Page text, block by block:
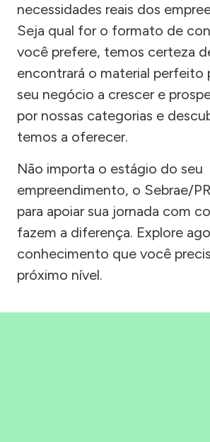
necessidades reais dos
Seja qual for o formato de
você prefere, temos certeza
encontrará o material perfeito
seu negócio a crescer e
por nossas categorias e
temos a oferecer.
Não importa o estágio do seu
empreendimento, o Sebrae/
para apoiar sua jornada com
fazem a diferença. Explore
conhecimento que você
próximo nível.